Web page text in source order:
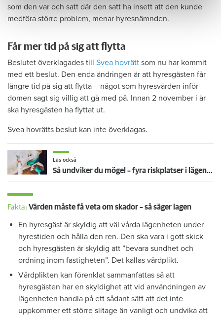
som den var och satt där den satt ha insett att den kunde
medföra större problem, menar hyresnämnden.
Får mer tid på sig att flytta
Beslutet överklagades till Svea hovrätt som nu har kommit
med ett beslut. Den enda ändringen är att hyresgästen får
längre tid på sig att flytta – något som hyresvärden inför
domen sagt sig villig att gå med på. Innan 2 november i år
ska hyresgästen ha flyttat ut.
Svea hovrätts beslut kan inte överklagas.
Läs också
Så undviker du mögel – fyra riskplatser i lägenheten: ”Måste städa bort”
Fakta: Värden måste få veta om skador – så säger lagen
En hyresgäst är skyldig att väl vårda lägenheten under
hyrestiden och hålla den ren. Den ska vara i gott skick
och hyresgästen är skyldig att ”bevara sundhet och
ordning inom fastigheten”. Det kallas vårdplikt.
Vårdplikten kan förenklat sammanfattas så att
hyresgästen har en skyldighet att vid användningen av
lägenheten handla på ett sådant sätt att det inte
uppkommer ett större slitage än vanligt och undvika att